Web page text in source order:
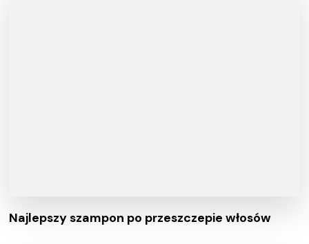
Najlepszy szampon po przeszczepie włosów